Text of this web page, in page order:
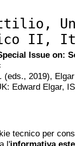
II,
Issue on:
(eds., 2019),
Edward Elgar,
tecnico per